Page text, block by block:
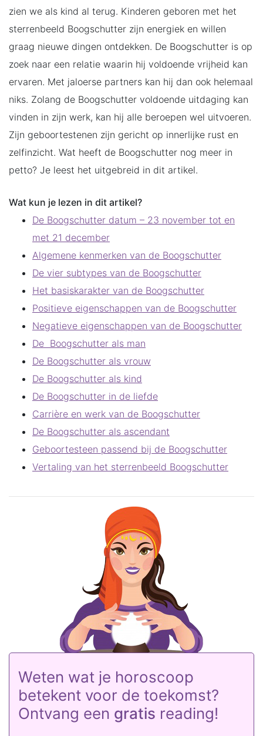
zien we als kind al terug. Kinderen geboren met het
sterrenbeeld Boogschutter zijn energiek en willen
graag nieuwe dingen ontdekken. De Boogschutter is op
zoek naar een relatie waarin hij voldoende vrijheid kan
ervaren. Met jaloerse partners kan hij dan ook helemaal
niks. Zolang de Boogschutter voldoende uitdaging kan
vinden in zijn werk, kan hij alle beroepen wel uitvoeren.
Zijn geboortestenen zijn gericht op innerlijke rust en
zelfinzicht. Wat heeft de Boogschutter nog meer in
petto? Je leest het uitgebreid in dit artikel.
Wat kun je lezen in dit artikel?
De Boogschutter datum – 23 november tot en
met 21 december
Algemene kenmerken van de Boogschutter
De vier subtypes van de Boogschutter
Het basiskarakter van de Boogschutter
Positieve eigenschappen van de Boogschutter
Negatieve eigenschappen van de Boogschutter
De Boogschutter als man
De Boogschutter als vrouw
De Boogschutter als kind
De Boogschutter in de liefde
Carrière en werk van de Boogschutter
De Boogschutter als ascendant
Geboortesteen passend bij de Boogschutter
Vertaling van het sterrenbeeld Boogschutter
Weten wat je horoscoop
betekent voor de toekomst?
Ontvang een gratis reading!